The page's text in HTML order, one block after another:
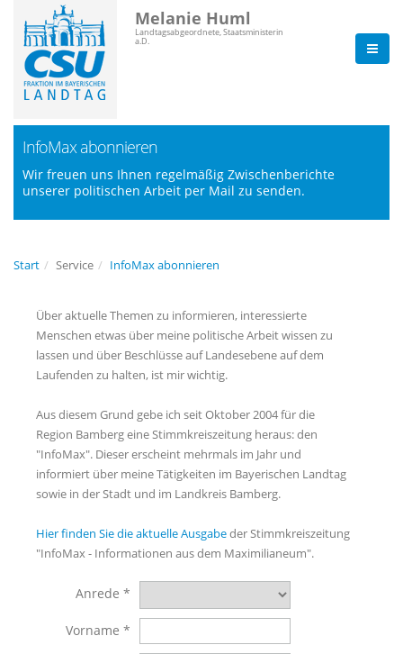
Melanie Huml
Landtagsabgeordnete, Staatsministerin
a.D.
InfoMax abonnieren
Wir freuen uns Ihnen regelmäßig Zwischenberichte
unserer politischen Arbeit per Mail zu senden.
Start Service InfoMax abonnieren
Über aktuelle Themen zu informieren, interessierte
Menschen etwas über meine politische Arbeit wissen zu
lassen und über Beschlüsse auf Landesebene auf dem
Laufenden zu halten, ist mir wichtig.
Aus diesem Grund gebe ich seit Oktober 2004 für die
Region Bamberg eine Stimmkreiszeitung heraus: den
"InfoMax". Dieser erscheint mehrmals im Jahr und
informiert über meine Tätigkeiten im Bayerischen Landtag
sowie in der Stadt und im Landkreis Bamberg.
Hier finden Sie die aktuelle Ausgabeder Stimmkreiszeitung
"InfoMax - Informationen aus dem Maximilianeum".
Anrede
Vorname